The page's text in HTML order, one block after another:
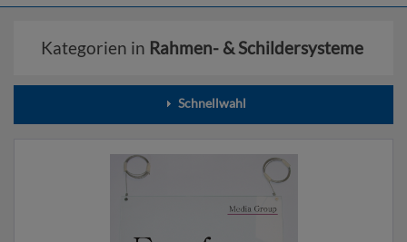
Kategorien in Rahmen- & Schildersysteme
Schnellwahl